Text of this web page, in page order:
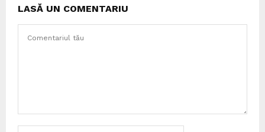
LASĂ UN COMENTARIU